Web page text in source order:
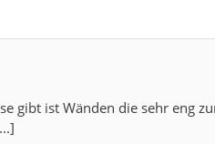
gibt ist Wänden die sehr eng